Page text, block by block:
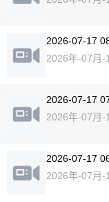
2026-07-17
2026年-07月-
2026-07-17
2026年-07月-
2026-07-17
2026年-07月-